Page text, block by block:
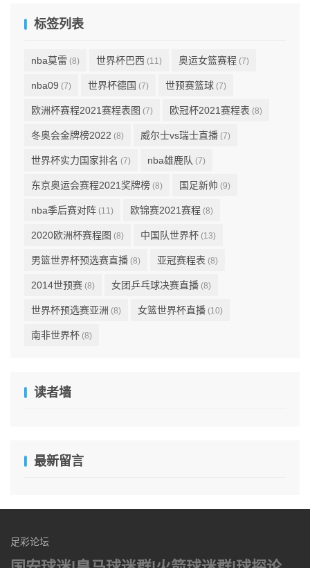
标签列表
nba莫雷 (8) 世界杯巴西 (11) 奥运女篮赛程 (7)
nba09 (7) 世界杯德国 (7) 世预赛篮球 (7)
欧洲杯赛程2021赛程表图 (7) 欧冠杯2021赛程表 (8)
冬奥会金牌榜2022 (8) 威尔士vs瑞士直播 (7)
世界杯实力国家排名 (7) nba雄鹿队 (7)
东京奥运会赛程2021奖牌榜 (8) 国足新帅 (9)
nba季后赛对阵 (11) 欧锦赛2021赛程 (8)
2020欧洲杯赛程图 (8) 中国队世界杯 (13)
男篮世界杯预选赛直播 (8) 亚冠赛程表 (8)
2014世预赛 (8) 女团乒乓球决赛直播 (8)
世界杯预选赛亚洲 (8) 女篮世界杯直播 (10)
南非世界杯 (8)
读者墙
最新留言
足彩论坛